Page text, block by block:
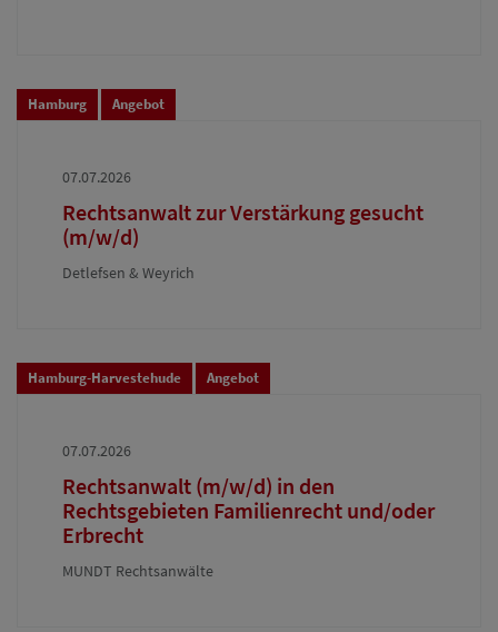
Hamburg Angebot
07.07.2026
Rechtsanwalt zur Verstärkung gesucht
(m/w/d)
Detlefsen & Weyrich
Hamburg-Harvestehude Angebot
07.07.2026
Rechtsanwalt (m/w/d) in den
Rechtsgebieten Familienrecht und/oder
Erbrecht
MUNDT Rechtsanwälte